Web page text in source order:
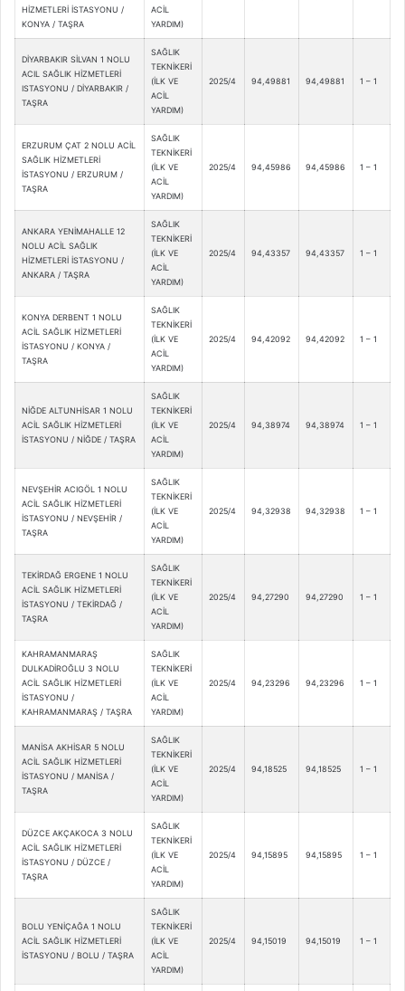
HİZMETLERİ İSTASYONU /
KONYA / TAŞRA
ACİL
YARDIM)
DİYARBAKIR SİLVAN 1 NOLU
ACIL SAĞLIK HİZMETLERİ
ISTASYONU / DİYARBAKIR /
TAŞRA
SAĞLIK
TEKNİKERİ
(İLK VE
ACİL
YARDIM)
2025/4 94,49881 94,49881 1 – 1
ERZURUM ÇAT 2 NOLU ACİL
SAĞLIK HİZMETLERİ
İSTASYONU / ERZURUM /
TAŞRA
SAĞLIK
TEKNİKERİ
(İLK VE
ACİL
YARDIM)
2025/4 94,45986 94,45986 1 – 1
ANKARA YENİMAHALLE 12
NOLU ACİL SAĞLIK
HİZMETLERİ İSTASYONU /
ANKARA / TAŞRA
SAĞLIK
TEKNİKERİ
(İLK VE
ACİL
YARDIM)
2025/4 94,43357 94,43357 1 – 1
KONYA DERBENT 1 NOLU
ACİL SAĞLIK HİZMETLERİ
İSTASYONU / KONYA /
TAŞRA
SAĞLIK
TEKNİKERİ
(İLK VE
ACİL
YARDIM)
2025/4 94,42092 94,42092 1 – 1
NİĞDE ALTUNHİSAR 1 NOLU
ACİL SAĞLIK HİZMETLERİ
İSTASYONU / NİĞDE / TAŞRA
SAĞLIK
TEKNİKERİ
(İLK VE
ACİL
YARDIM)
2025/4 94,38974 94,38974 1 – 1
NEVŞEHİR ACIGÖL 1 NOLU
ACİL SAĞLIK HİZMETLERİ
İSTASYONU / NEVŞEHİR /
TAŞRA
SAĞLIK
TEKNİKERİ
(İLK VE
ACİL
YARDIM)
2025/4 94,32938 94,32938 1 – 1
TEKİRDAĞ ERGENE 1 NOLU
ACİL SAĞLIK HİZMETLERİ
İSTASYONU / TEKİRDAĞ /
TAŞRA
SAĞLIK
TEKNİKERİ
(İLK VE
ACİL
YARDIM)
2025/4 94,27290 94,27290 1 – 1
KAHRAMANMARAŞ
DULKADİROĞLU 3 NOLU
ACİL SAĞLIK HİZMETLERİ
İSTASYONU /
KAHRAMANMARAŞ / TAŞRA
SAĞLIK
TEKNİKERİ
(İLK VE
ACİL
YARDIM)
2025/4 94,23296 94,23296 1 – 1
MANİSA AKHİSAR 5 NOLU
ACİL SAĞLIK HİZMETLERİ
İSTASYONU / MANİSA /
TAŞRA
SAĞLIK
TEKNİKERİ
(İLK VE
ACİL
YARDIM)
2025/4 94,18525 94,18525 1 – 1
DÜZCE AKÇAKOCA 3 NOLU
ACİL SAĞLIK HİZMETLERİ
İSTASYONU / DÜZCE /
TAŞRA
SAĞLIK
TEKNİKERİ
(İLK VE
ACİL
YARDIM)
2025/4 94,15895 94,15895 1 – 1
BOLU YENİÇAĞA 1 NOLU
ACİL SAĞLIK HİZMETLERİ
İSTASYONU / BOLU / TAŞRA
SAĞLIK
TEKNİKERİ
(İLK VE
ACİL
YARDIM)
2025/4 94,15019 94,15019 1 – 1